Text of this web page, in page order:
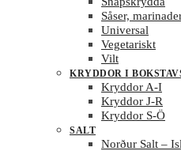
Såser,
Universal
Vegetariskt
Vilt
KRYDDOR I
Kryddor A-I
Kryddor J-R
Kryddor S-Ö
SALT
Norður Salt –